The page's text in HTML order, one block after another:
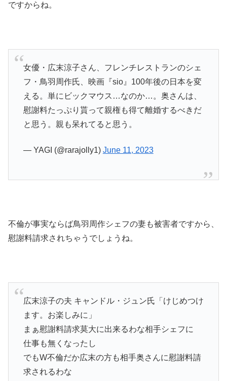
ですからね。
女優・広末涼子さん、フレンチレストランのシェ
フ・鳥羽周作氏、映画『sio』100年後の日本を変
える。単にビックマウス…なのか…。奥さんは、
慰謝料たっぷり貰って親権も得て離婚するべきだ
と思う。親も呆れてると思う。
— YAGI (@rarajolly1) June 11, 2023
不倫が事実ならば鳥羽周作シェフの妻も被害者ですから、
慰謝料請求されちゃうでしょうね。
広末涼子の夫 キャンドル・ジュン氏「けじめつけ
ます。お楽しみに」
まぁ慰謝料請求莫大に出来るわな相手シェフに
仕事も無くなったし
でもW不倫だか広末の方も相手奥さんに慰謝料請
求されるわな